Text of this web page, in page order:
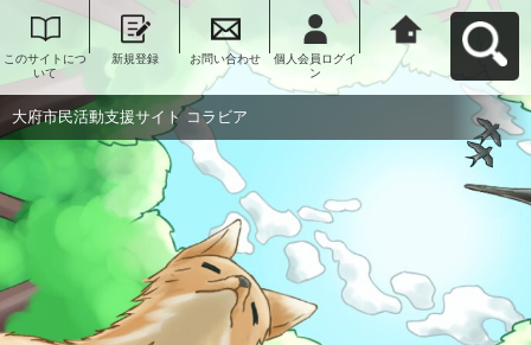
このサイトにつ
いて
新規登録 お問い合わせ
個人会員ログイ
ン
大府市民活動支
援サイト コラビ
アへ戻る
大府市民活動支援サイト コラビア